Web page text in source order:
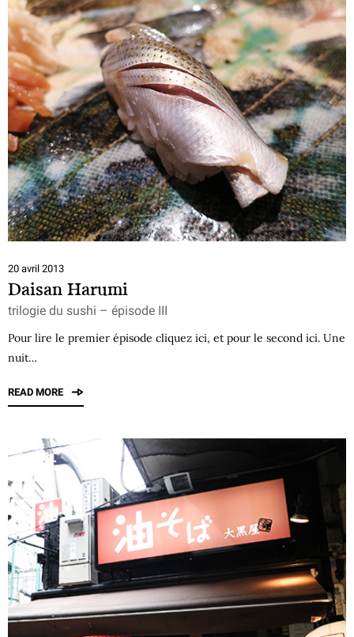
20 avril 2013
Daisan Harumi
trilogie du sushi – épisode III
Pour lire le premier épisode cliquez ici, et pour le second ici. Une
nuit…
READ MORE